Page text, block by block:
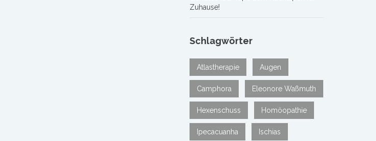
Zuhause!
Schlagwörter
Atlastherapie Augen
Camphora Eleonore Waßmuth
Hexenschuss Homöopathie
Ipecacuanha Ischias